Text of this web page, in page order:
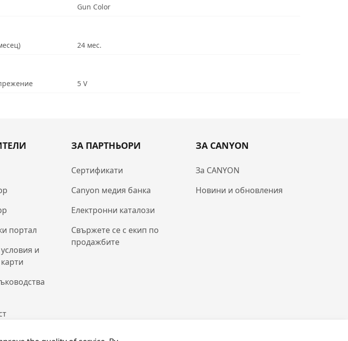
Gun Color
24 мес.
5 V
портал
и
ЗА ПАРТНЬОРИ
Сертификати
Canyon медия банка
Електронни каталози
Свържете се с екип по
продажбите
ЗА CANYON
За CANYON
Новини и обновления